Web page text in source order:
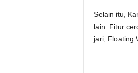
Selain itu,
lain. Fitur
jari, Floating